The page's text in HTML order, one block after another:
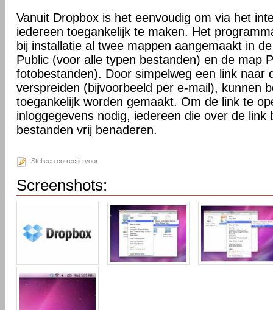
Vanuit Dropbox is het eenvoudig om via het
iedereen toegankelijk te maken. Het
bij installatie al twee mappen aangemaakt in
Public (voor alle typen bestanden) en de map
fotobestanden). Door simpelweg een link naar
verspreiden (bijvoorbeeld per e-mail), kunnen
toegankelijk worden gemaakt. Om de link te
inloggegevens nodig, iedereen die over de link
bestanden vrij benaderen.
Stel een correctie voor
Screenshots: